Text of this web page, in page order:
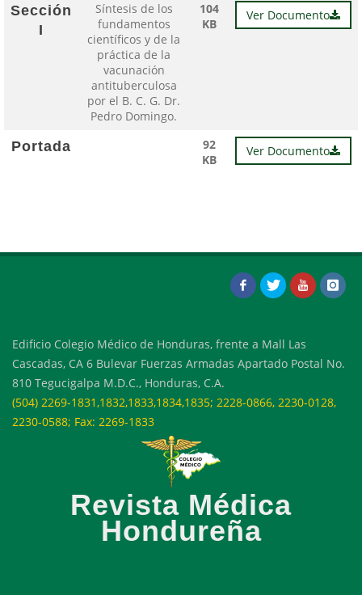
Sección
I
Síntesis de los
fundamentos
científicos y de la
práctica de la
vacunación
antituberculosa
por el B. C. G. Dr.
Pedro Domingo.
104
KB
Ver Documento
Portada
92
KB
Ver Documento
Edificio Colegio Médico de Honduras, frente a Mall Las
Cascadas, CA 6 Bulevar Fuerzas Armadas Apartado Postal No.
810 Tegucigalpa M.D.C., Honduras, C.A.
(504) 2269-1831,1832,1833,1834,1835; 2228-0866, 2230-0128,
2230-0588; Fax: 2269-1833
Revista Médica
Hondureña